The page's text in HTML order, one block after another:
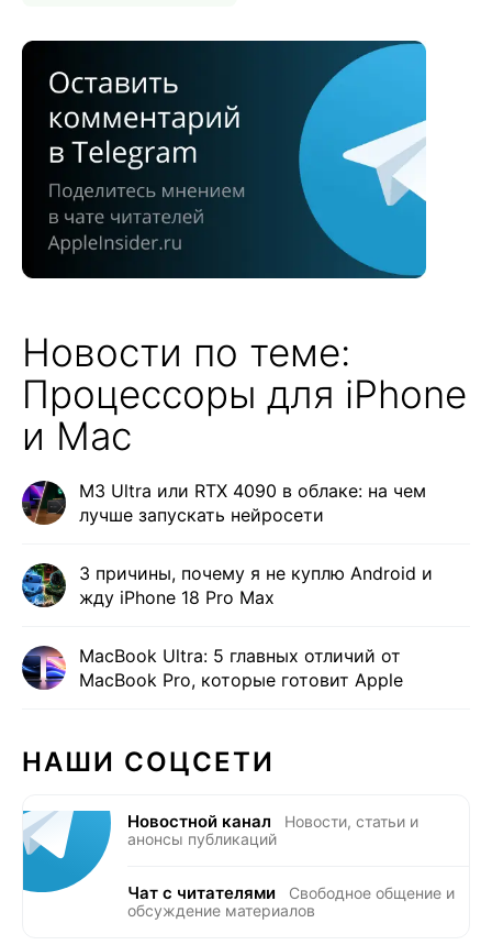
Новости по теме:
Процессоры для iPhone
и Mac
M3 Ultra или RTX 4090 в облаке: на чем
лучше запускать нейросети
3 причины, почему я не куплю Android и
жду iPhone 18 Pro Max
MacBook Ultra: 5 главных отличий от
MacBook Pro, которые готовит Apple
НАШИ СОЦСЕТИ
Новостной канал
Новости, статьи и
анонсы публикаций
Чат с читателями
Свободное общение и
обсуждение материалов